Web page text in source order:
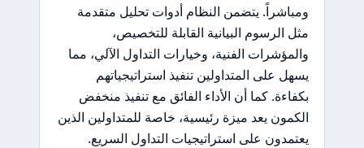
ومباشراً. يتضمن النظام أدوات تحليل متقدمة
مثل الرسوم البيانية القابلة للتخصيص،
والمؤشرات الفنية، وخيارات التداول الآلي، مما
يسهل على المتداولين تنفيذ استراتيجياتهم
بكفاءة. كما أن الأداء الفائق مع تنفيذ منخفض
الكمون يعد ميزة رئيسية، خاصة للمتداولين الذين
يعتمدون على استراتيجيات التداول السريع.